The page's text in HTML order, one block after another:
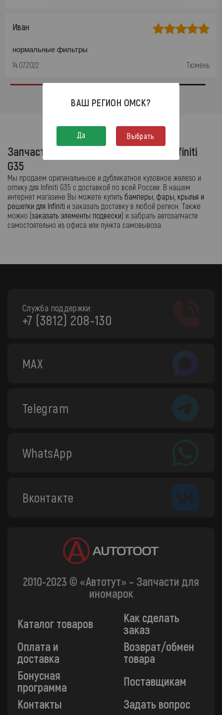
Иван
нормальные фильтры
14.07.2022 Тюмень
Запчасти для кузовного ремонта - Infiniti
G35
Мы продаем оригинальныое и дубликатное кузовное железо и
оптику для Infiniti G35 с доставкой по всей России. В нашем
интернет магазине Вы можете купить бамперы, фары, крылья и
решетки для Infiniti и заказать доставку в любой регион. Также
можно (заказать элементы подвески) и забрать автозапчасти
самостоятельно из офиса или пункта самовывоза.
Служба поддержки:
+7 (3812) 208-130
MAX
Telegram
WhatsApp
Вконтакте
2010-2023 © «Автотут» – Запчасти для
иномарок
Каталог товаров
Как сделать
заказ
Оплата и
доставка
Возврат/обмен
товара
Бонусная
программа
Поставщикам
Контакты
Задать вопрос
ВАШ РЕГИОН ОМСК?
Да Выбрать